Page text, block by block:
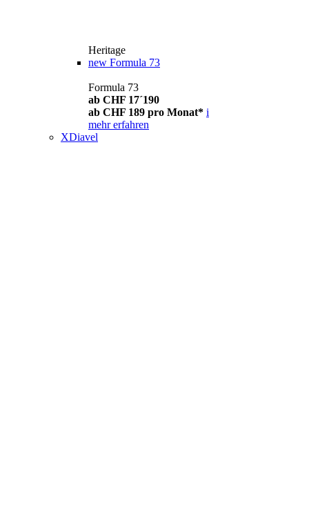
Heritage
new Formula 73
Formula 73
ab CHF 17´190
ab CHF 189 pro Monat* i
mehr erfahren
XDiavel